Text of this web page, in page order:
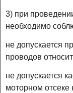
3) при
необходимо
не допускается
проводов
не допускается
моторном отсеке